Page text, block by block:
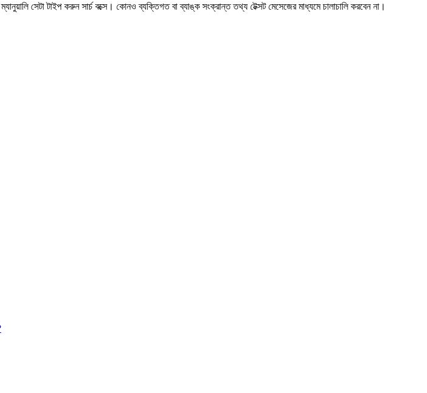
সেটা টাইপ করুন সার্চ বক্সে। কোনও ব্যক্তিগত বা ব্যাঙ্ক সংক্রান্ত তথ্য টেক্সট মেসেজের মাধ্যমে চালাচালি করবেন না।